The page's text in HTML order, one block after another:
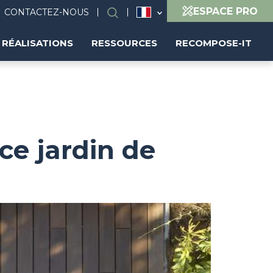
CONTACTEZ-NOUS Rechercher ESPACE PRO
RÉALISATIONS RESSOURCES RECOMPOSE-IT
jardin de